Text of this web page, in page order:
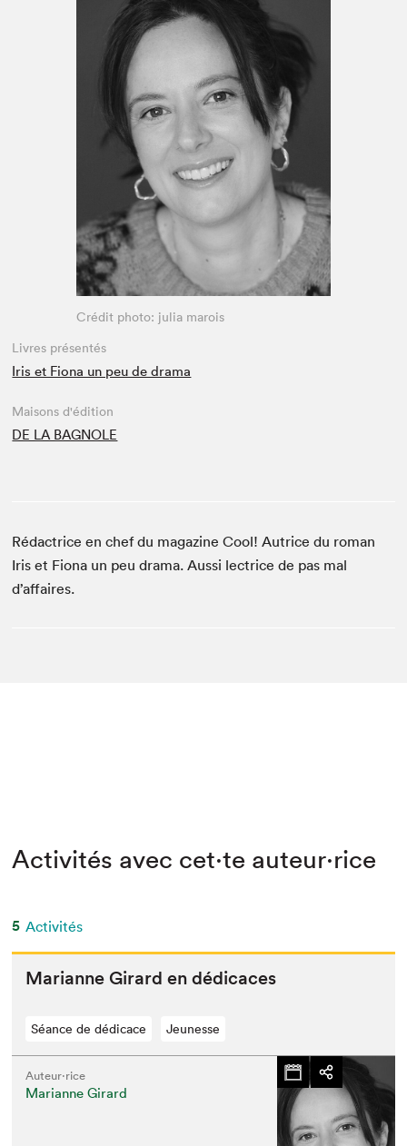
Espace médias
Crédit photo: julia marois
Livres présentés
Iris et Fiona un peu de drama
Maisons d'édition
DE LA BAGNOLE
Rédactrice en chef du magazine Cool! Autrice du roman
Iris et Fiona un peu drama. Aussi lectrice de pas mal
d’affaires.
Activités avec cet·te auteur·rice
5 Activités
Mar­i­anne Girard en dédicaces
Séance de dédicace Jeunesse
Auteur·rice
Marianne Girard